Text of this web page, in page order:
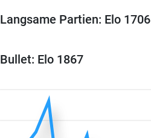
Langsame Partien: Elo 1706
Bullet: Elo 1867